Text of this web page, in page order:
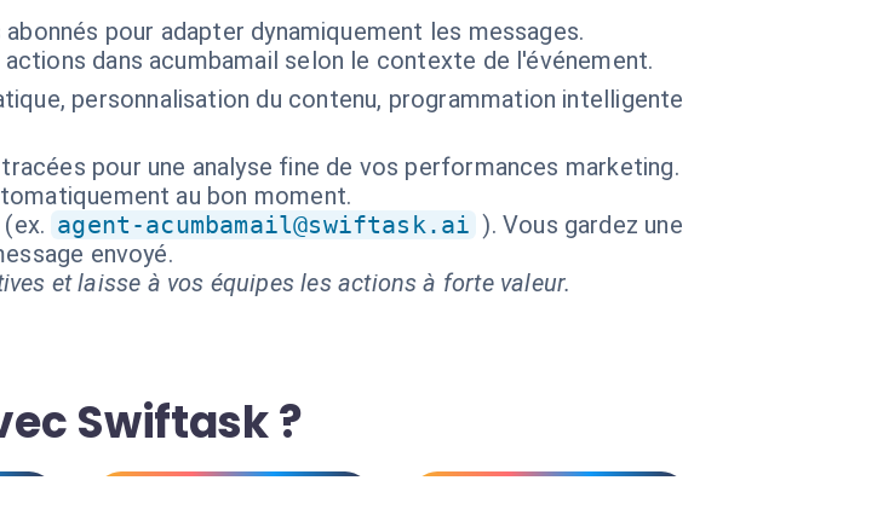
pour adapter dynamiquement les messages.
dans acumbamail selon le contexte de l'événement.
personnalisation du contenu, programmation intelligente
pour une analyse fine de vos performances marketing.
au bon moment.
agent-acumbamail@swiftask.ai ). Vous gardez une
envoyé.
et laisse à vos équipes les actions à forte valeur.
Swiftask ?